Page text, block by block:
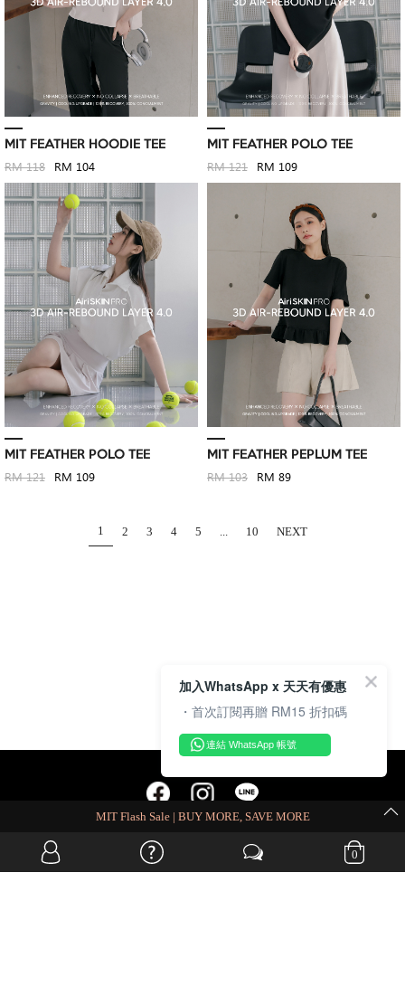
MIT FEATHER HOODIE TEE
RM 118 RM 104
MIT FEATHER POLO TEE
RM 121 RM 109
MIT FEATHER POLO TEE
RM 121 RM 109
MIT FEATHER PEPLUM TEE
RM 103 RM 89
1 2 3 4 5 10 NEXT
0
MIT Flash Sale | BUY MORE, SAVE MORE
加入WhatsApp x 天天有優惠
・首次訂閱再贈 RM15 折扣碼
連結 WhatsApp 帳號